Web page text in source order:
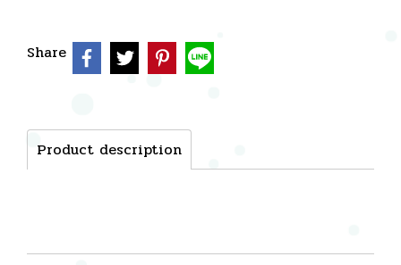
Share
Product description